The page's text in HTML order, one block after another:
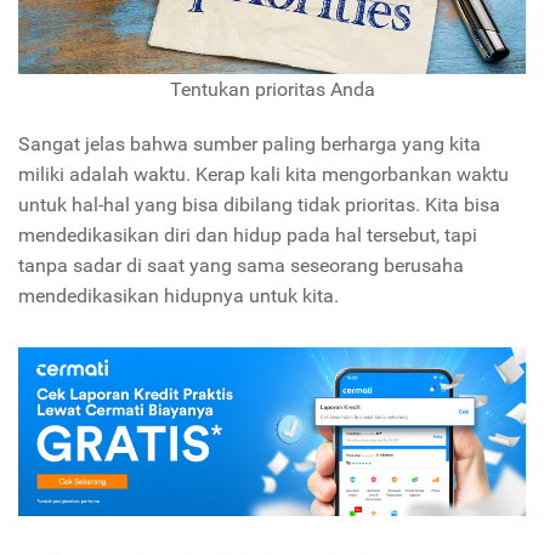
Tentukan prioritas Anda
Sangat jelas bahwa sumber paling berharga yang kita
miliki adalah waktu. Kerap kali kita mengorbankan waktu
untuk hal-hal yang bisa dibilang tidak prioritas. Kita bisa
mendedikasikan diri dan hidup pada hal tersebut, tapi
tanpa sadar di saat yang sama seseorang berusaha
mendedikasikan hidupnya untuk kita.